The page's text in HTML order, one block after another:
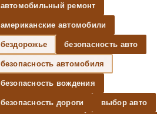
автомобильный ремонт
американские автомобили
бездорожье безопасность авто
безопасность автомобиля
безопасность вождения
безопасность дороги выбор авто